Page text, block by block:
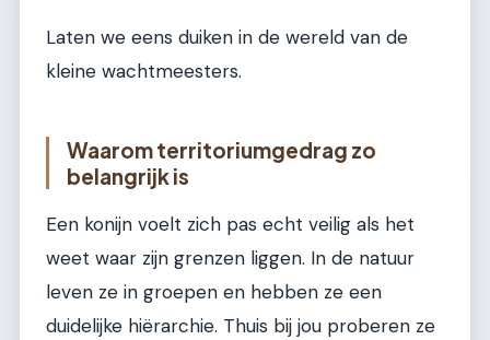
Laten we eens duiken in de wereld van de
kleine wachtmeesters.
Waarom territoriumgedrag zo
belangrijk is
Een konijn voelt zich pas echt veilig als het
weet waar zijn grenzen liggen. In de natuur
leven ze in groepen en hebben ze een
duidelijke hiërarchie. Thuis bij jou proberen ze